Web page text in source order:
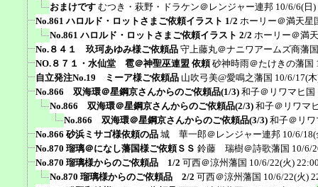
おまけです むつき・萩野・ドラケン＠レンジャー連邦 10/6/6(日)
No.861 ハロルド・ロットさまご依頼イラスト 1/2 ホーリー＠満天星
No.861 ハロルド・ロットさまご依頼イラスト 2/2 ホーリー＠満
No.８４１ 玖珂あゆみ様ご依頼品 守上藤丸＠ナニワアームズ商藩国
NO.８７１・水仙堂 雹＠神聖巫連盟 依頼 砂神時雨＠たけきの藩国
自立発注No.19 ミーア様ご依頼品 山吹弓美@愛鳴之藩国 10/6/17(
No.866 双海環＠星鋼京さんからのご依頼品(1/3) 和子＠リワマヒ国
No.866 双海環＠星鋼京さんからのご依頼品(2/3) 和子＠リワマ
No.866 双海環＠星鋼京さんからのご依頼品(3/3) 和子＠リワ
No.866 砂浜ミサゴ様依頼の品 城 華一郎＠レンジャー連邦 10/6/
No.870 瑠璃＠になし藩国様ご依頼ＳＳ 鈴藤 瑞樹＠詩歌藩国 10/6/
No.870 瑠璃様からのご依頼品 1/2 可西＠涼州藩国 10/6/22(火)
No.870 瑠璃様からのご依頼品 2/2 可西＠涼州藩国 10/6/22(火)